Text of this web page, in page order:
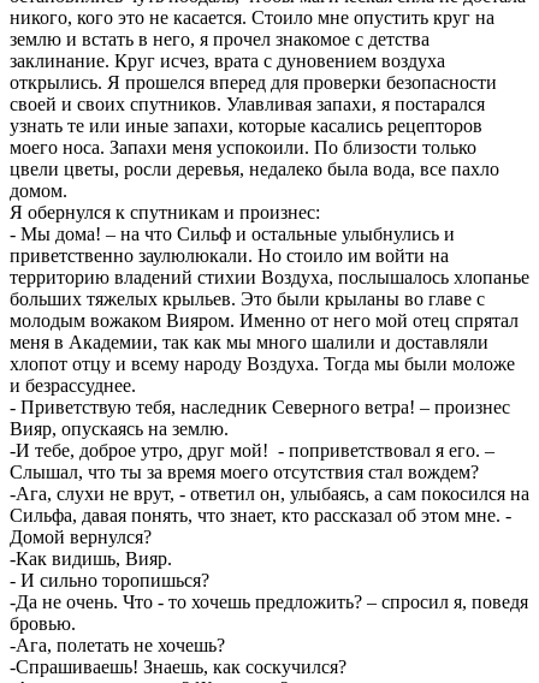
никого, кого это не касается. Стоило мне опустить круг на
землю и встать в него, я прочел знакомое с детства
заклинание. Круг исчез, врата с дуновением воздуха
открылись. Я прошелся вперед для проверки безопасности
своей и своих спутников. Улавливая запахи, я постарался
узнать те или иные запахи, которые касались рецепторов
моего носа. Запахи меня успокоили. По близости только
цвели цветы, росли деревья, недалеко была вода, все пахло
домом.
Я обернулся к спутникам и произнес:
- Мы дома! – на что Сильф и остальные улыбнулись и
приветственно заулюлюкали. Но стоило им войти на
территорию владений стихии Воздуха, послышалось хлопанье
больших тяжелых крыльев. Это были крыланы во главе с
молодым вожаком Вияром. Именно от него мой отец спрятал
меня в Академии, так как мы много шалили и доставляли
хлопот отцу и всему народу Воздуха. Тогда мы были моложе
и безрассуднее.
- Приветствую тебя, наследник Северного ветра! – произнес
Вияр, опускаясь на землю.
-И тебе, доброе утро, друг мой! - поприветствовал я его. –
Слышал, что ты за время моего отсутствия стал вождем?
-Ага, слухи не врут, - ответил он, улыбаясь, а сам покосился на
Сильфа, давая понять, что знает, кто рассказал об этом мне. -
Домой вернулся?
-Как видишь, Вияр.
- И сильно торопишься?
-Да не очень. Что - то хочешь предложить? – спросил я, поведя
бровью.
-Ага, полетать не хочешь?
-Спрашиваешь! Знаешь, как соскучился?